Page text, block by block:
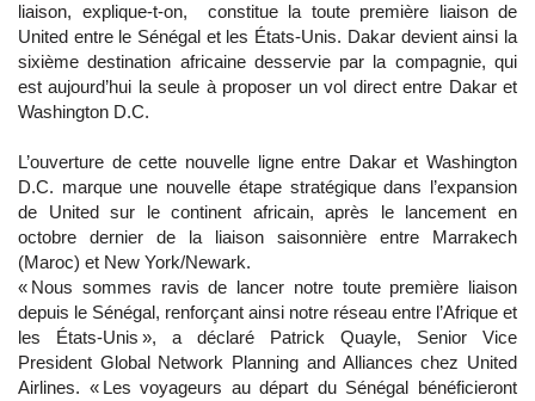
liaison, explique-t-on, constitue la toute première liaison de
United entre le Sénégal et les États-Unis. Dakar devient ainsi la
sixième destination africaine desservie par la compagnie, qui
est aujourd’hui la seule à proposer un vol direct entre Dakar et
Washington D.C.
L’ouverture de cette nouvelle ligne entre Dakar et Washington
D.C. marque une nouvelle étape stratégique dans l’expansion
de United sur le continent africain, après le lancement en
octobre dernier de la liaison saisonnière entre Marrakech
(Maroc) et New York/Newark.
« Nous sommes ravis de lancer notre toute première liaison
depuis le Sénégal, renforçant ainsi notre réseau entre l’Afrique et
les États-Unis », a déclaré Patrick Quayle, Senior Vice
President Global Network Planning and Alliances chez United
Airlines. « Les voyageurs au départ du Sénégal bénéficieront